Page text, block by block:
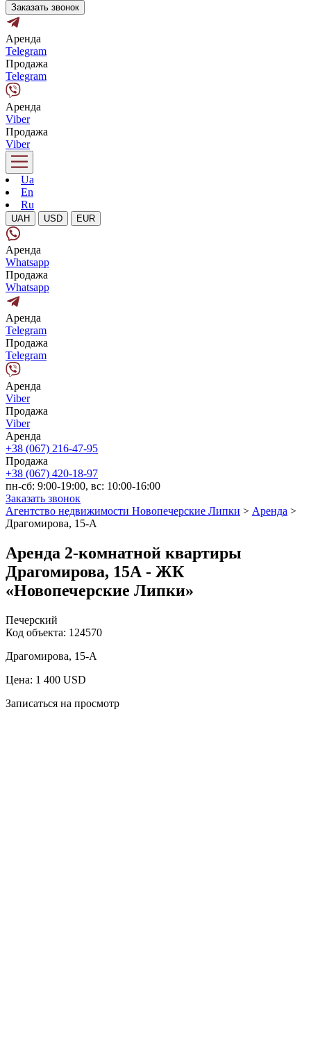
Заказать звонок
Аренда
Telegram
Продажа
Telegram
Аренда
Viber
Продажа
Viber
Ua
En
Ru
UAH USD EUR
Аренда
Whatsapp
Продажа
Whatsapp
Аренда
Telegram
Продажа
Telegram
Аренда
Viber
Продажа
Viber
Аренда
+38 (067) 216-47-95
Продажа
+38 (067) 420-18-97
пн-сб: 9:00-19:00, вс: 10:00-16:00
Заказать звонок
Агентство недвижимости Новопечерские Липки > Аренда >
Драгомирова, 15-А
Аренда 2-комнатной квартиры
Драгомирова, 15А - ЖК
«Новопечерские Липки»
Печерский
Код объекта: 124570
Драгомирова, 15-А
Цена: 1 400 USD
Записаться на просмотр